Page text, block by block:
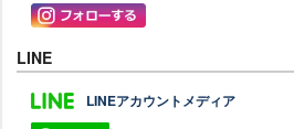
LINE
LINEアカウントメディア